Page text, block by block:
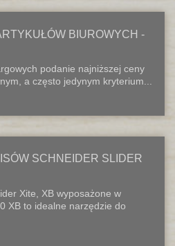
BIUROWYCH -
podanie najniższej ceny
a często jedynym kryterium...
SCHNEIDER SLIDER
Xite, XB wyposażone w
XB to idealne narzędzie do